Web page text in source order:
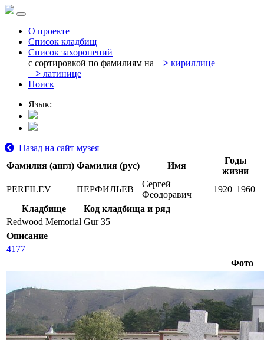
О проекте
Список кладбищ
Список захоронений
с сортировкой по фамилиям на
> кириллице
> латинице
Поиск
Язык:
Назад на сайт музея
Фамилия (англ) Фамилия (рус) Имя
Годы
жизни
PERFILEV
ПЕРФИЛЬЕВ
Сергей
Феодоравич
1920 1960
Кладбище
Код кладбища и ряд
Redwood Memorial Gur 35
Описание
4177
Фото